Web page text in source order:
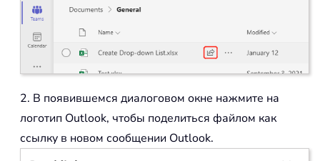
2. В появившемся диалоговом окне нажмите на
логотип Outlook, чтобы поделиться файлом как
ссылку в новом сообщении Outlook.